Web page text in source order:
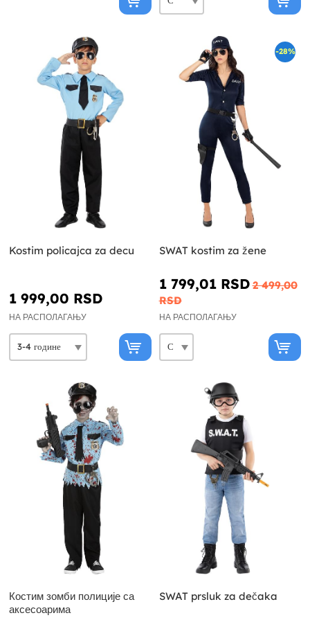
Kostim policajca za decu
1 999,00 RSD
НА РАСПОЛАГАЊУ
-28%
SWAT kostim za žene
1 799,01 RSD 2 499,00
RSD
НА РАСПОЛАГАЊУ
Костим зомби полиције са
аксесоарима
SWAT prsluk za dečaka